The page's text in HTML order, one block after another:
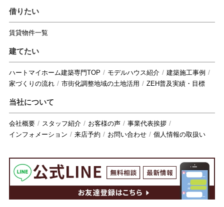
借りたい
賃貸物件一覧
建てたい
ハートマイホーム建築専門TOP モデルハウス紹介
建築施工事例
家づくりの流れ
市街化調整地域の土地活用 ZEH普及実績・目標
当社について
会社概要 スタッフ紹介 お客様の声
事業代表挨拶
インフォメーション
来店予約 お問い合わせ 個人情報の取扱い